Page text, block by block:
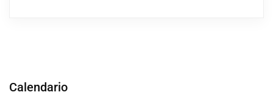
Calendario